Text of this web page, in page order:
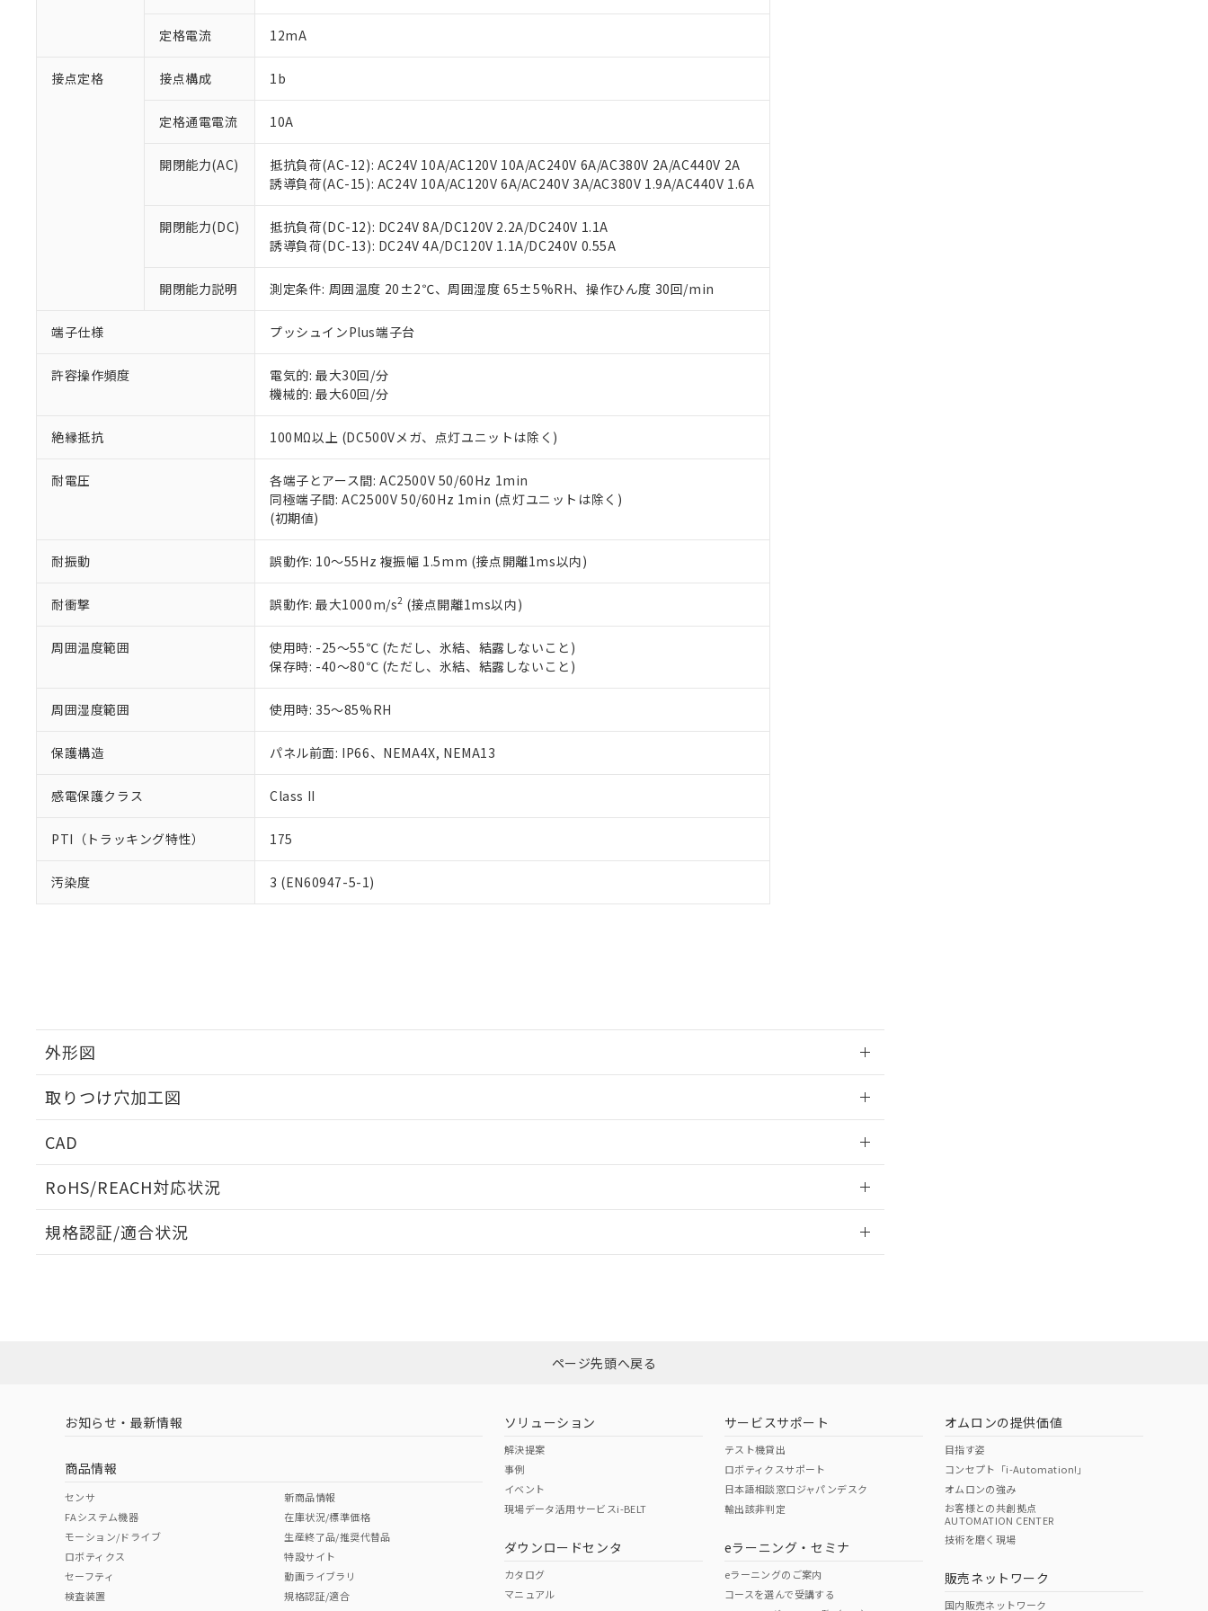
定格電流 12mA
接点定格 接点構成 1b
定格通電電流 10A
開閉能力(AC)
抵抗負荷(AC-12): AC24V 10A/AC120V 10A/AC240V 6A/AC380V 2A/AC440V 2A
誘導負荷(AC-15): AC24V 10A/AC120V 6A/AC240V 3A/AC380V 1.9A/AC440V 1.6A
開閉能力(DC)
抵抗負荷(DC-12): DC24V 8A/DC120V 2.2A/DC240V 1.1A
誘導負荷(DC-13): DC24V 4A/DC120V 1.1A/DC240V 0.55A
開閉能力説明 測定条件: 周囲温度 20±2℃、周囲湿度 65±5%RH、操作ひん度 30回/min
端子仕様 プッシュインPlus端子台
許容操作頻度
電気的: 最大30回/分
機械的: 最大60回/分
絶縁抵抗 100MΩ以上 (DC500Vメガ、点灯ユニットは除く)
耐電圧
各端子とアース間: AC2500V 50/60Hz 1min
同極端子間: AC2500V 50/60Hz 1min (点灯ユニットは除く)
(初期値)
耐振動 誤動作: 10～55Hz 複振幅 1.5mm (接点開離1ms以内)
耐衝撃 誤動作: 最大1000m/s2 (接点開離1ms以内)
周囲温度範囲
使用時: -25～55℃ (ただし、氷結、結露しないこと)
保存時: -40～80℃ (ただし、氷結、結露しないこと)
周囲湿度範囲 使用時: 35～85%RH
保護構造 パネル前面: IP66、NEMA4X, NEMA13
感電保護クラス Class II
PTI（トラッキング特性） 175
汚染度 3 (EN60947-5-1)
外形図
取りつけ穴加工図
CAD
RoHS/REACH対応状況
EU RoHS 注意事項・凡例
ダウンロードはこちら
中国 RoHS 注意事項・凡例
中国 RoHS表
Pb Hg Cr(VI)
O O
規格認証/適合状況
以下の条件をお読みいただき、同意のうえご利用ください。
くものです。
在庫状況および標準価格照会結果は、記載している更新日時点での社内データに基づき作成されるも
正式な納期状況および標準価格はお客様のお取引先、またはお客様担当のオムロン制御機器販売店・
当社販売員にご相談ください。
オムロン制御機器販売店や当社販売拠点は「 販売ネットワーク
」をご確認ください。
す。
マイパーツ機能（部品リスト作成サービス）をご利用いただくには、I-Webメンバーズにご登録され
ている必要があります。
お客様が当ウェブサイト上で当社にご登録された部品リストについて、当社および当社の共同利用者
が、当社の製品・サービスに関するお客様との取引・商談に必要な範囲で利用することをご了承くだ
さい。
*EU RoHS指令（10物質）：
鉛(Pb) 1000ppm以下、 水銀(Hg) 1000ppm以下、 カドミウム(Cd) 100ppm以下、
ル（DBP） 1000ppm以下、フタル酸ジイソブチル (DIBP) 1000ppm以下
フタル酸エステル類の４物質については閾値を超える意図的な使用がないことを確認しています。
※2 対応予定月
※3 非含有証明書ダウンロード
下記の非含有証明書をダウンロードすることができます。
EU RoHS指令（10物質）の非含有証明書
51物質の非含有証明書（当社基準）
※本証明書は発行日時点で非含有を証明するもので、過去に遡って非含有を証明するものではありません。
また、RoHS指令のフタル酸エステル類４物質の対応では、対応完了までの期間は出荷製品に未対応品が
混在することから備考欄に対応日を記載しておりました。
既に当社にて対応品への在庫切替を完了していることから、特段のことがない限り、2022年1月12日よ
り割愛しております。
「○」：最大均質材料含有率が中国RoHSの基準値以下であることを示します。
「×」：最大均質材料含有率が中国RoHSの基準値を超えていることを示します。
「－」：未確認です。当社販売部門へお問い合わせください。
Cr(Ⅵ)(六価クロム) : 1000ppm、 PBBs(ポリ臭化ビフェニル類) : 1000ppm、 PBDEs(ポリ臭化ジフェニルエーテル類) : 1000ppm、
DEHP(フタル酸ビス(2-エチルヘキシル)) : 1000ppm
※2 環境保護使用期限
「ｅ」：有害物質（10物質）のすべてが基準値以下であることを示します。
「10」：通常の使用状況下において有害物質が外部に漏えいし、環境に深刻な影響を及ぼさない年数を意
「－」：未確認です。当社販売部門へお問い合わせください。
う）を輸出または国外への提供する場合は、日本国政府の輸出許可(または役務取引許可)を取得する
当社は規制貨物を破棄する場合は、完全に破砕するなど、違法に輸出されないよう必要な手段を講じ
当社は貴社製品を、核兵器、ミサイル、化学兵器、生物兵器またはその他武器並びにこれらの製造装
置等に一切使用いたしません。
当社は、貴社製品を第三者に販売する場合は、上記1、2および3の内容を当該第三者に通知します。
また当社は、販売先および販売に係わる関係者が違法に輸出するおそれがある場合は、取り引きをい
合意する キャンセル
△ 一定数には満たないが在庫あり
－
在庫なし(最新の在庫状況については、お客様のお取引先、またはお客様担当のオムロン制御
機器販売店・当社販売員にご確認ください)
空
白
受注生産機種、また在庫状況の情報を公開していない機種
ページ先頭へ戻る
お知らせ・最新情報
商品情報
センサ
FAシステム機器
モーション/ドライブ
ロボティクス
セーフティ
検査装置
新商品情報
在庫状況/標準価格
生産終了品/推奨代替品
特設サイト
動画ライブラリ
規格認証/適合
ソリューション
解決提案
事例
イベント
現場データ活用サービスi-BELT
ダウンロードセンタ
カタログ
マニュアル
サービスサポート
テスト機貸出
ロボティクスサポート
日本語相談窓口ジャパンデスク
輸出該非判定
eラーニング・セミナ
eラーニングのご案内
コースを選んで受講する
オムロンの提供価値
目指す姿
コンセプト「i-Automation!」
オムロンの強み
お客様との共創拠点
AUTOMATION CENTER
技術を磨く現場
販売ネットワーク
国内販売ネットワーク